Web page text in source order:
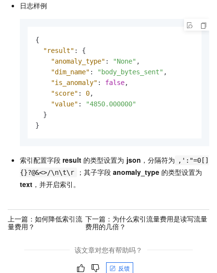
日志样例
{
"result" :
{
"anomaly_type" : "None" ,
"dim_name" : "body_bytes_sent" ,
"is_anomaly" : false,
"score" : 0,
"value" :
"4850.000000"
}
}
索引配置字段 result 的类型设置为 json ，分隔符为
,':"=0[]
{}?@&<>/\n\t\r
；其子字段 anomaly_type 的类型设置为
text ，并开启索引。
上一篇： 如何降低索引流
量费用？
下一篇： 为什么索引流量费用是读写流量
费用的几倍？
该文章对您有帮助吗？
反馈